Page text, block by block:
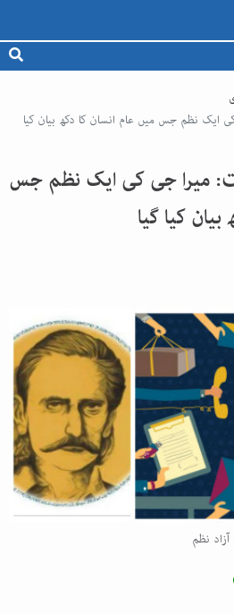
ایک نظم جس میں عام انسان کا دکھ بیان کیا
میرا جی کی ایک نظم جس
کیا گیا
نظم